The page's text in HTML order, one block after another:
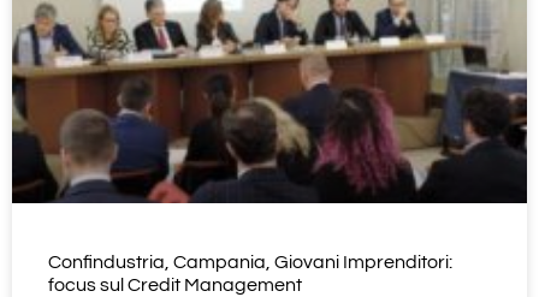
Confindustria, Campania, Giovani Imprenditori:
focus sul Credit Management